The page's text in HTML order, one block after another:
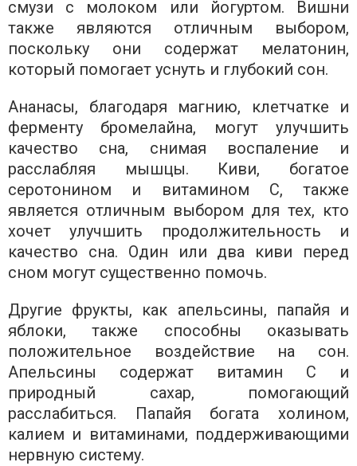
смузи с молоком или йогуртом. Вишни
также являются отличным выбором,
поскольку они содержат мелатонин,
который помогает уснуть и глубокий сон.
Ананасы, благодаря магнию, клетчатке и
ферменту бромелайна, могут улучшить
качество сна, снимая воспаление и
расслабляя мышцы. Киви, богатое
серотонином и витамином С, также
является отличным выбором для тех, кто
хочет улучшить продолжительность и
качество сна. Один или два киви перед
сном могут существенно помочь.
Другие фрукты, как апельсины, папайя и
яблоки, также способны оказывать
положительное воздействие на сон.
Апельсины содержат витамин С и
природный сахар, помогающий
расслабиться. Папайя богата холином,
калием и витаминами, поддерживающими
нервную систему.